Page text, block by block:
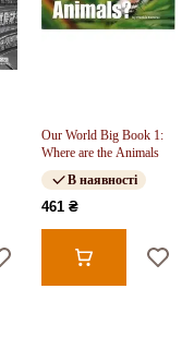
Our World Big Book 1:
Where are the Animals
В наявності
461 ₴